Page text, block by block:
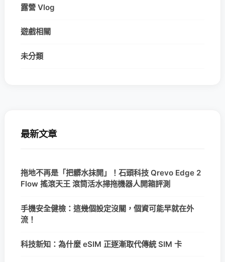
露營 Vlog
遊戲相關
未分類
最新文章
拖地不再是「把髒水抹開」！石頭科技 Qrevo Edge 2
Flow 搖滾天王 滾筒活水掃拖機器人開箱評測
手機安全健檢：這幾個設定沒關，個資可能早就在外
流！
科技新知：為什麼 eSIM 正逐漸取代傳統 SIM 卡